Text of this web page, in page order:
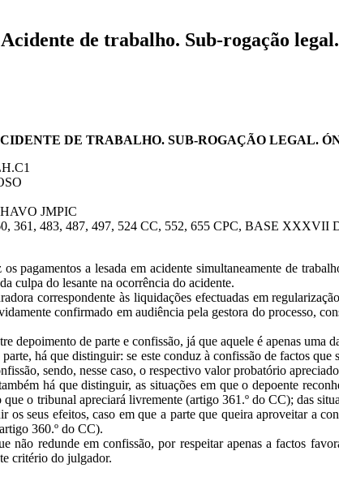
de trabalho. Sub-rogação
DE TRABALHO. SUB-ROGAÇÃO LEGAL.
JMPIC
361, 483, 487, 497, 524 CC, 552, 655 CPC, BASE XXXVII
os pagamentos a lesada em acidente simultaneamente de
culpa do lesante na ocorrência do acidente.
correspondente às liquidações efectuadas em
confirmado em audiência pela gestora do processo,
depoimento de parte e confissão, já que aquele é apenas uma
há que distinguir: se este conduz à confissão de factos
sendo, nesse caso, o respectivo valor probatório
há que distinguir, as situações em que o depoente
o tribunal apreciará livremente (artigo 361.º do CC); das
os seus efeitos, caso em que a parte que queira aproveitar a
360.º do CC).
não redunde em confissão, por respeitar apenas a factos
critério do julgador.